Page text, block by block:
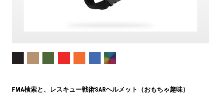
FMA検索と、レスキュー戦術SARヘルメット（おもちゃ趣味）